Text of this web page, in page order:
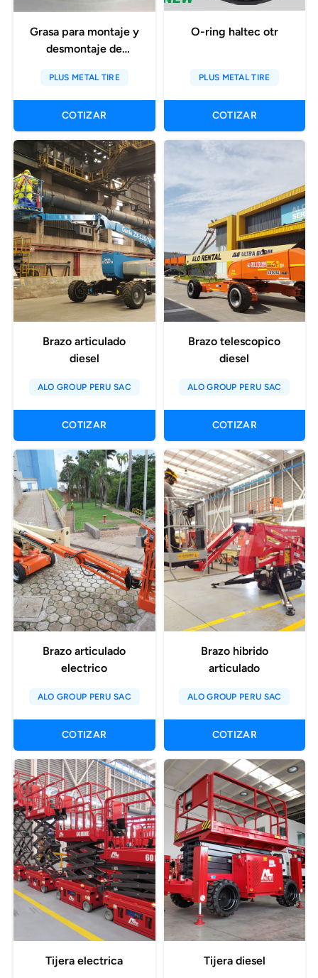
Grasa para montaje y
desmontaje de
PLUS METAL TIRE
COTIZAR
O-ring haltec otr
PLUS METAL TIRE
COTIZAR
Brazo articulado
diesel
ALO GROUP PERU SAC
COTIZAR
Brazo telescopico
diesel
ALO GROUP PERU SAC
COTIZAR
Brazo articulado
electrico
ALO GROUP PERU SAC
COTIZAR
Brazo hibrido
articulado
ALO GROUP PERU SAC
COTIZAR
Tijera electrica Tijera diesel